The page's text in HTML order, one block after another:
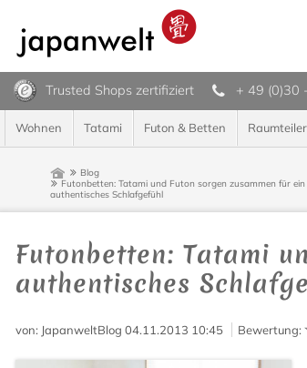
Trusted Shops zertifiziert + 49 (0)30
Wohnen Tatami Futon & Betten Raumteiler
Blog
Futonbetten: Tatami und Futon sorgen zusammen für
authentisches Schlafgefühl
Futonbetten: Tatami
authentisches
von: JapanweltBlog 04.11.2013 10:45 Bewertung: